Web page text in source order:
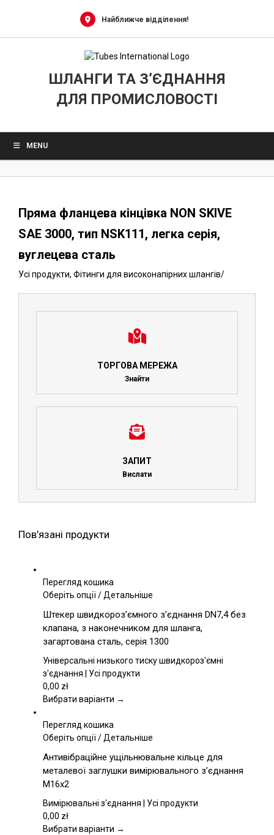
Найближче відділення!
ШЛАНГИ ТА З’ЄДНАННЯ
ДЛЯ ПРОМИСЛОВОСТІ
MENU
Пряма фланцева кінцівка NON SKIVE
SAE 3000, тип NSK111, легка серія,
вуглецева сталь
Усі продукти, Фітинги для високонапірних шлангів/
ТОРГОВА МЕРЕЖА
Знайти
ЗАПИТ
Вислати
Пов’язані продукти
Перегляд кошика
Оберіть опціїЦей
має
кілька
варіантів.
Параметри
можна
на
товару
/Детальніше
Штекер швидкороз’ємного з’єднання DN7,4 без
клапана, з наконечником для шланга,
загартована сталь, серія 1300
Універсальні низького тиску швидкороз'ємні
з'єднання | Усі продукти
0,00 zł
Вибрати варіанти →
Перегляд кошика
Оберіть опціїЦей
має
кілька
Параметри
вибрати
/Детальніше
Антивібраційне ущільнювальне кільце для
металевої заглушки вимірювального з’єднання
M16x2
Вимірювальні з'єднання | Усі продукти
0,00 zł
Вибрати варіанти →